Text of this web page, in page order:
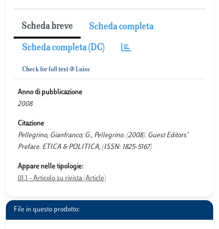
Scheda breve Scheda completa
Scheda completa (DC)
Anno di pubblicazione
2008
Citazione
Pellegrino, Gianfranco; G., Pellegrino. (2008). Guest Editors’
Preface. ETICA & POLITICA, (ISSN: 1825-5167)
Appare nelle tipologie:
01.1 - Articolo su rivista (Article)
File in questo prodotto: